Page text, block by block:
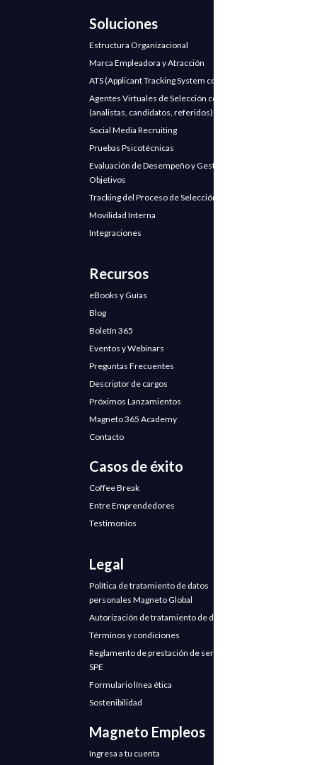
Soluciones
Estructura Organizacional
Marca Empleadora y Atracción
ATS (Applicant Tracking System con IA)
Agentes Virtuales de Selección con IA
(analistas, candidatos, referidos)
Social Media Recruiting
Pruebas Psicotécnicas
Evaluación de Desempeño y Gestión de
Objetivos
Tracking del Proceso de Selección
Movilidad Interna
Integraciones
Recursos
eBooks y Guías
Blog
Boletín 365
Eventos y Webinars
Preguntas Frecuentes
Descriptor de cargos
Próximos Lanzamientos
Magneto 365 Academy
Contacto
Casos de éxito
Coffee Break
Entre Emprendedores
Testimonios
Legal
Política de tratamiento de datos
personales Magneto Global
Autorización de tratamiento de datos
Términos y condiciones
Reglamento de prestación de servicios
SPE
Formulario línea ética
Sostenibilidad
Magneto Empleos
Ingresa a tu cuenta